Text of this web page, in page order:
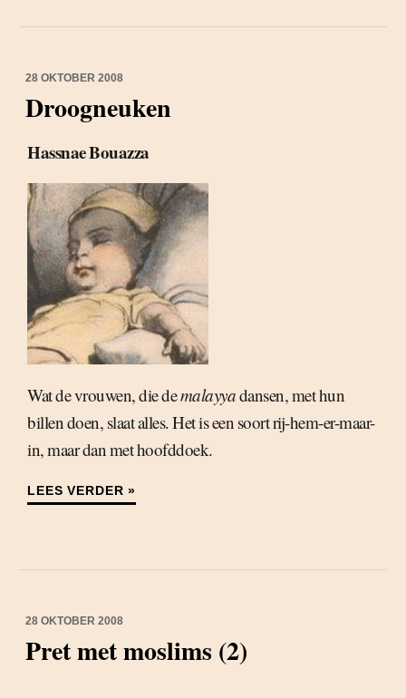
28 OKTOBER 2008
Droogneuken
Hassnae Bouazza
Wat de vrouwen, die demalayyadansen, met hun
billen doen, slaat alles. Het is een soort rij-hem-er-maar-
in, maar dan met hoofddoek.
LEES VERDER »
28 OKTOBER 2008
Pret met moslims (2)